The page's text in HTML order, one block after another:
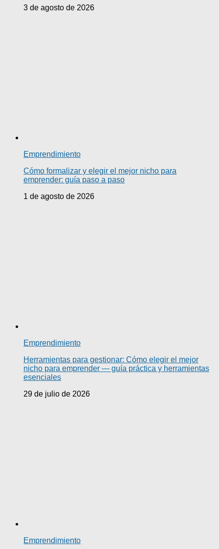
3 de agosto de 2026
Emprendimiento
Cómo formalizar y elegir el mejor nicho para
emprender: guía paso a paso
1 de agosto de 2026
Emprendimiento
Herramientas para gestionar: Cómo elegir el mejor
nicho para emprender — guía práctica y herramientas
esenciales
29 de julio de 2026
Emprendimiento